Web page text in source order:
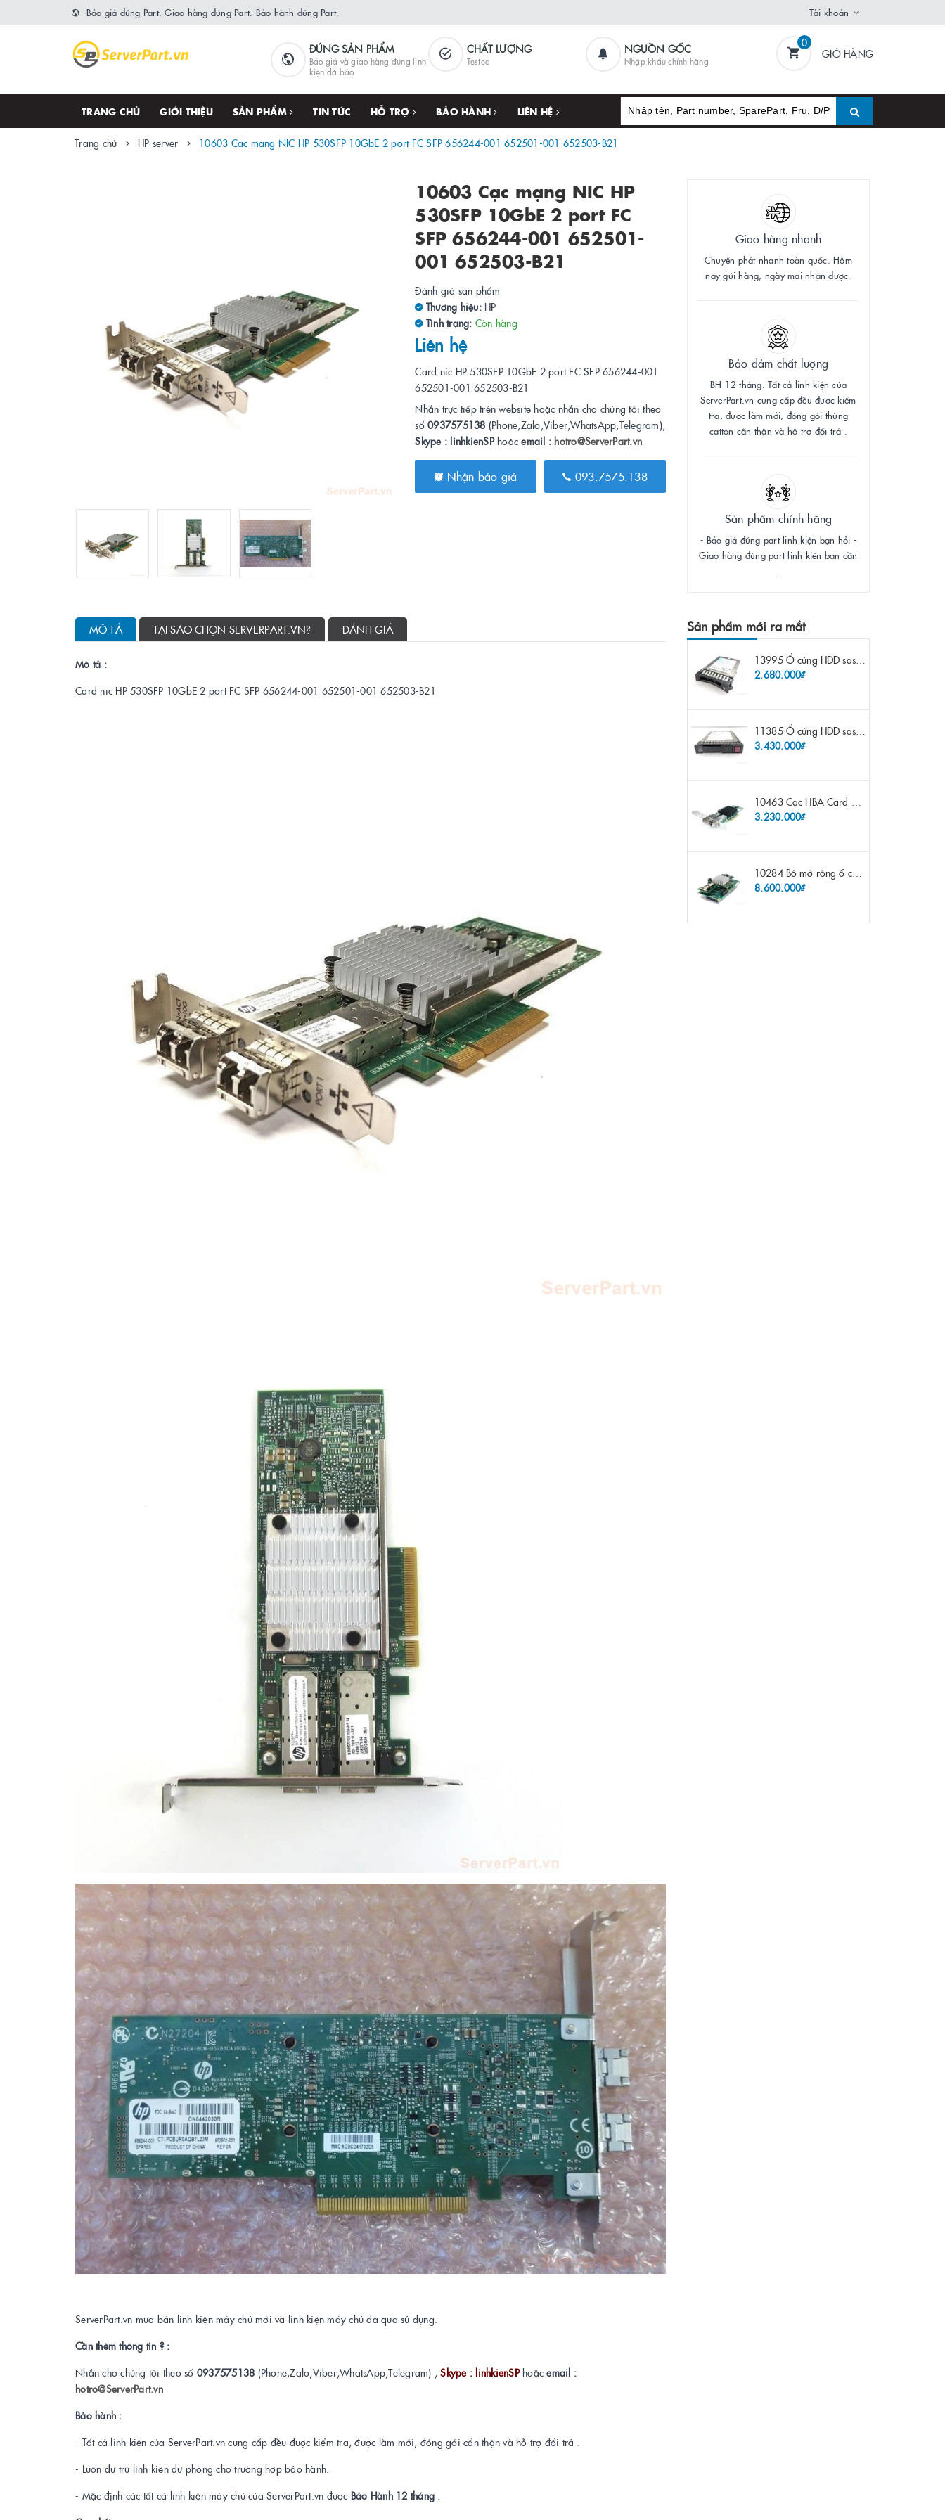
Báo giá đúng Part. Giao hàng đúng Part. Bảo hành đúng Part. Tài khoản
ĐÚNG SẢN PHẨM
Báo giá và giao hàng đúng linh
kiện đã báo
CHẤT LƯỢNG
Tested
NGUỒN GỐC
Nhập khẩu chính hãng
0
GIỎ HÀNG
TRANG CHỦ GIỚI THIỆU SẢN PHẨM TIN TỨC HỖ TRỢ BẢO HÀNH LIÊN HỆ
Trang chủ HP server 10603 Cạc mạng NIC HP 530SFP 10GbE 2 port FC SFP 656244-001 652501-001 652503-B21
10603 Cạc mạng NIC HP
530SFP 10GbE 2 port FC
SFP 656244-001 652501-
001 652503-B21
Đánh giá sản phẩm
Thương hiệu: HP
Tình trạng: Còn hàng
Liên hệ
Card nic HP 530SFP 10GbE 2 port FC SFP 656244-001
652501-001 652503-B21
Nhắn trực tiếp trên website hoặc nhắn cho chúng tôi theo
số0937575138 (Phone,Zalo,Viber,WhatsApp,Telegram),
Skype : linhkienSPhoặcemail : hotro@ServerPart.vn
Nhận báo giá 093.7575.138
Giao hàng nhanh
Chuyển phát nhanh toàn quốc. Hôm
nay gửi hàng, ngày mai nhận được.
Bảo đảm chất lượng
BH 12 tháng. Tất cả linh kiện của
ServerPart.vn cung cấp đều được kiểm
tra, được làm mới, đóng gói thùng
catton cẩn thận và hỗ trợ đổi trả .
Sản phẩm chính hãng
- Báo giá đúng part linh kiện bạn hỏi -
Giao hàng đúng part linh kiện bạn cần
MÔ TẢ TẠI SAO CHỌN SERVERPART.VN? ĐÁNH GIÁ
Mô tả :
Card nic HP 530SFP 10GbE 2 port FC SFP 656244-001 652501-001 652503-B21
ServerPart.vn mua bán linh kiện máy chủ mới và linh kiện máy chủ đã qua sử dụng.
Cần thêm thông tin ? :
Nhắn cho chúng tôi theo số 0937575138 (Phone,Zalo,Viber,WhatsApp,Telegram) ,Skype : linhkienSPhoặcemail :
hotro@ServerPart.vn
Bảo hành :
- Tất cả linh kiện của ServerPart.vn cung cấp đều được kiểm tra, được làm mới, đóng gói cẩn thận và hỗ trợ đổi trả .
- Luôn dự trữ linh kiện dự phòng cho trường hợp bảo hành.
- Mặc định các tất cả linh kiện máy chủ của ServerPart.vn được Bảo Hành 12 tháng .
Sản phẩm mới ra mắt
13995 Ổ cứng HDD sas IBM 300gb 10k 2.5" 6G fru 44W2265 opt 44W2264 pn 44W2268 ST9300503SS
2.680.000₫
11385 Ổ cứng HDD sas HP 600gb 10k 2.5" sp 653957-001 pn 619286-003 pn 641552-003 pn 689287-003 652583-B21
3.430.000₫
10463 Cạc HBA Card FC IBM Emulex LPE12002 8Gb 2 port FC SFP fru 42D0500 pn 42D0496 opt 42D0494 LPE12002
3.230.000₫
10284 Bộ mở rộng ổ cứng IBM Lenovo x3650 m4 69Y5319 8x 2.5" HS HDD Assembly Kit with Expander
8.600.000₫